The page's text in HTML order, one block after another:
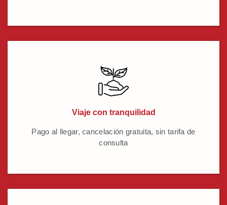
Viaje con tranquilidad
Pago al llegar, cancelación gratuita, sin tarifa de
consulta